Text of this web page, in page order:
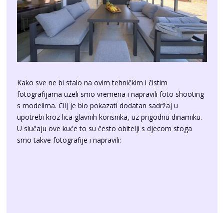
Kako sve ne bi stalo na ovim tehničkim i čistim
fotografijama uzeli smo vremena i napravili foto shooting
s modelima. Cilj je bio pokazati dodatan sadržaj u
upotrebi kroz lica glavnih korisnika, uz prigodnu dinamiku.
U slučaju ove kuće to su često obitelji s djecom stoga
smo takve fotografije i napravili: